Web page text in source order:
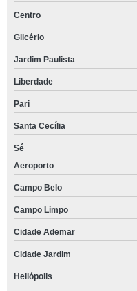
Centro
Glicério
Jardim Paulista
Liberdade
Pari
Santa Cecília
Sé
Aeroporto
Campo Belo
Campo Limpo
Cidade Ademar
Cidade Jardim
Heliópolis